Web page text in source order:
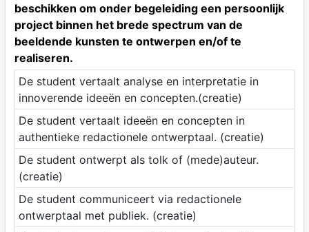
beschikken om onder begeleiding een persoonlijk
project binnen het brede spectrum van de
beeldende kunsten te ontwerpen en/of te
realiseren.
De student vertaalt analyse en interpretatie in
innoverende ideeën en concepten.(creatie)
De student vertaalt ideeën en concepten in
authentieke redactionele ontwerptaal. (creatie)
De student ontwerpt als tolk of (mede)auteur.
(creatie)
De student communiceert via redactionele
ontwerptaal met publiek. (creatie)